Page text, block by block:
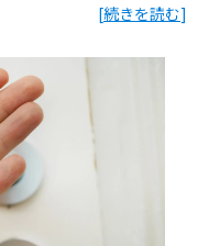
[続きを読む]